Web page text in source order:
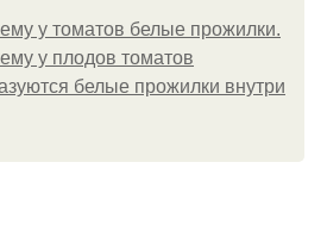
у томатов белые прожилки.
у плодов томатов
белые прожилки внутри